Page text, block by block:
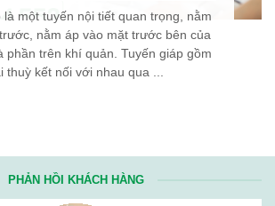
là một tuyến nội tiết quan trọng, nằm
nằm áp vào mặt trước bên của
phần trên khí quản. Tuyến giáp gồm
thuỳ kết nối với nhau qua ...
PHẢN HỒI KHÁCH HÀNG